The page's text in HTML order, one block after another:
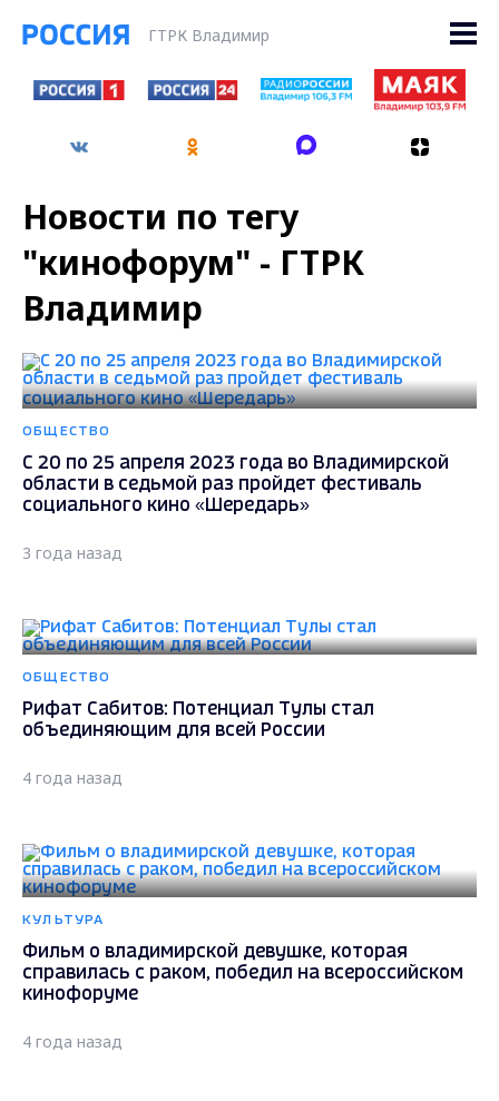
ГТРК Владимир
Новости по тегу
"кинофорум" - ГТРК
Владимир
ОБЩЕСТВО
С 20 по 25 апреля 2023 года во Владимирской
области в седьмой раз пройдет фестиваль
социального кино «Шередарь»
3 года назад
ОБЩЕСТВО
Рифат Сабитов: Потенциал Тулы стал
объединяющим для всей России
4 года назад
КУЛЬТУРА
Фильм о владимирской девушке, которая
справилась с раком, победил на всероссийском
кинофоруме
4 года назад